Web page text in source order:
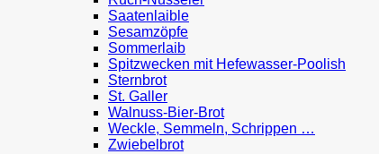
Saatenlaible
Sesamzöpfe
Sommerlaib
Spitzwecken mit Hefewasser-Poolish
Sternbrot
St. Galler
Walnuss-Bier-Brot
Weckle, Semmeln, Schrippen …
Zwiebelbrot